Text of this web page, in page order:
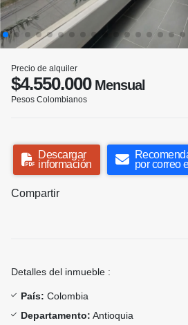
Precio de alquiler
$4.550.000Mensual
Pesos Colombianos
Descargar
información
por correo
Compartir
Detalles del inmueble :
País: Colombia
Departamento: Antioquia